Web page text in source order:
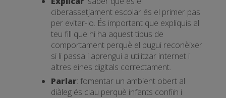
ciberassetjament escolar és el primer pas
per evitar-lo. És important que expliquis al
teu fill que hi ha aquest tipus de
comportament perquè el pugui reconèixer
si li passa i aprengui a utilitzar internet i
altres eines digitals correctament.
Parlar: fomentar un ambient obert al
diàleg és clau perquè infants confiïn i